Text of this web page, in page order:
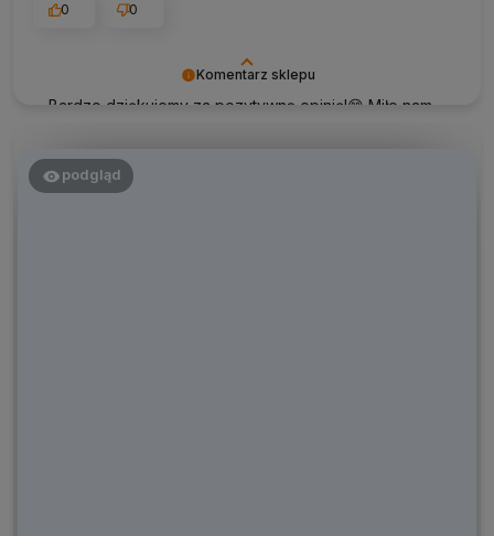
Komentarz sklepu
Bardzo dziękujemy za pozytywną opinię!😊 Miło nam,
0
0
podgląd